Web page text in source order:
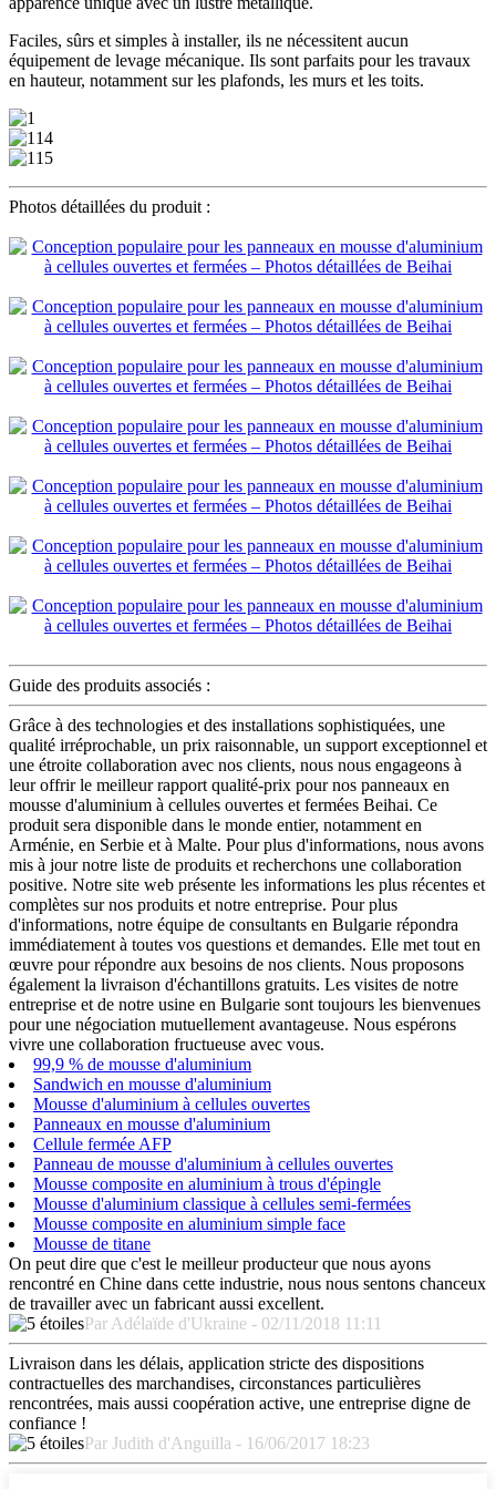
Faciles, sûrs et simples à installer, ils ne nécessitent aucun
équipement de levage mécanique. Ils sont parfaits pour les travaux
en hauteur, notamment sur les plafonds, les murs et les toits.
Photos détaillées du produit :
Guide des produits associés :
Grâce à des technologies et des installations sophistiquées, une
qualité irréprochable, un prix raisonnable, un support exceptionnel et
une étroite collaboration avec nos clients, nous nous engageons à
leur offrir le meilleur rapport qualité-prix pour nos panneaux en
mousse d'aluminium à cellules ouvertes et fermées Beihai. Ce
produit sera disponible dans le monde entier, notamment en
Arménie, en Serbie et à Malte. Pour plus d'informations, nous avons
mis à jour notre liste de produits et recherchons une collaboration
positive. Notre site web présente les informations les plus récentes et
complètes sur nos produits et notre entreprise. Pour plus
d'informations, notre équipe de consultants en Bulgarie répondra
immédiatement à toutes vos questions et demandes. Elle met tout en
œuvre pour répondre aux besoins de nos clients. Nous proposons
également la livraison d'échantillons gratuits. Les visites de notre
entreprise et de notre usine en Bulgarie sont toujours les bienvenues
pour une négociation mutuellement avantageuse. Nous espérons
vivre une collaboration fructueuse avec vous.
99,9 % de mousse d'aluminium
Sandwich en mousse d'aluminium
Mousse d'aluminium à cellules ouvertes
Panneaux en mousse d'aluminium
Cellule fermée AFP
Panneau de mousse d'aluminium à cellules ouvertes
Mousse composite en aluminium à trous d'épingle
Mousse d'aluminium classique à cellules semi-fermées
Mousse composite en aluminium simple face
Mousse de titane
On peut dire que c'est le meilleur producteur que nous ayons
rencontré en Chine dans cette industrie, nous nous sentons chanceux
de travailler avec un fabricant aussi excellent.
Par Adélaïde d'Ukraine - 02/11/2018 11:11
Livraison dans les délais, application stricte des dispositions
contractuelles des marchandises, circonstances particulières
rencontrées, mais aussi coopération active, une entreprise digne de
confiance !
Par Judith d'Anguilla - 16/06/2017 18:23